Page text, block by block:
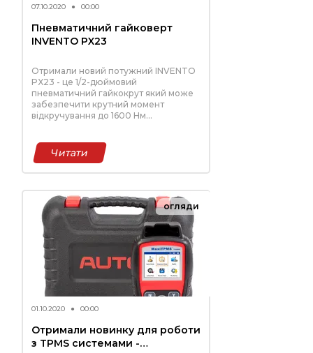
07.10.2020 ● 00:00
Пневматичний гайковерт
INVENTO PX23
Отримали новий потужний INVENTO
PX23 - це 1/2-дюймовий
пневматичний гайкокрут який може
забезпечити крутний момент
відкручування до 1600 Нм
ергономічність у роботі, будучи
необхідним обладнанням майстерні.
Читати
огляди
01.10.2020 ● 00:00
Отримали новинку для роботи
з TPMS системами -